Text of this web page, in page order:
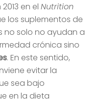
en elNutrition
los suplementos de
no solo no ayudan a
crónica sino
. En este sentido,
evitar la
sea bajo
en la dieta